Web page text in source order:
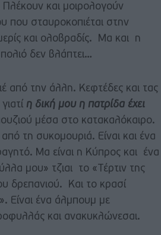
Πλέκουν και μοιρολογούν
που σταυροκοπιέται στην
και ολοβραδίς. Μα και η
δεν βλάπτει…
από την άλλη. Κεφτέδες και τας
η δική μου η πατρίδα έχει
μέσα στο κατακαλόκαιρο.
τη συκομουριά. Είναι και ένα
Μα είναι η Κύπρος και ένα
μου» τζιαι το «Τέρτιν της
δρεπανιού. Και το κρασί
Είναι ένα άλμπουμ με
και ανακυκλώνεσαι.